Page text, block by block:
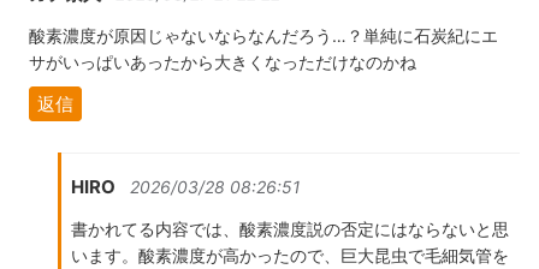
酸素濃度が原因じゃないならなんだろう…？単純に石炭紀にエ
サがいっぱいあったから大きくなっただけなのかね
返信
HIRO 2026/03/28 08:26:51
書かれてる内容では、酸素濃度説の否定にはならないと思
います。酸素濃度が高かったので、巨大昆虫で毛細気管を